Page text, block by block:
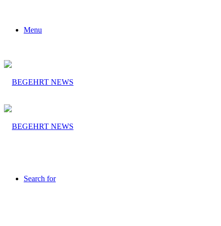
Menu
Search for